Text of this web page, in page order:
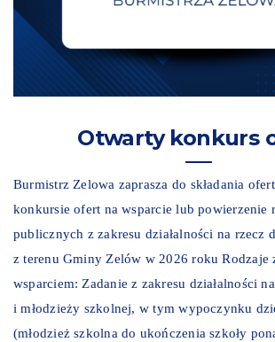
Otwarty konkurs
Burmistrz Zelowa zaprasza do składania
konkursie ofert na wsparcie lub powierzenie
publicznych z zakresu działalności na rzecz
z terenu Gminy Zelów w 2026 roku Rodzaje
wsparciem: Zadanie z zakresu działalności
i młodzieży szkolnej, w tym wypoczynku
(młodzież szkolna do ukończenia szkoły